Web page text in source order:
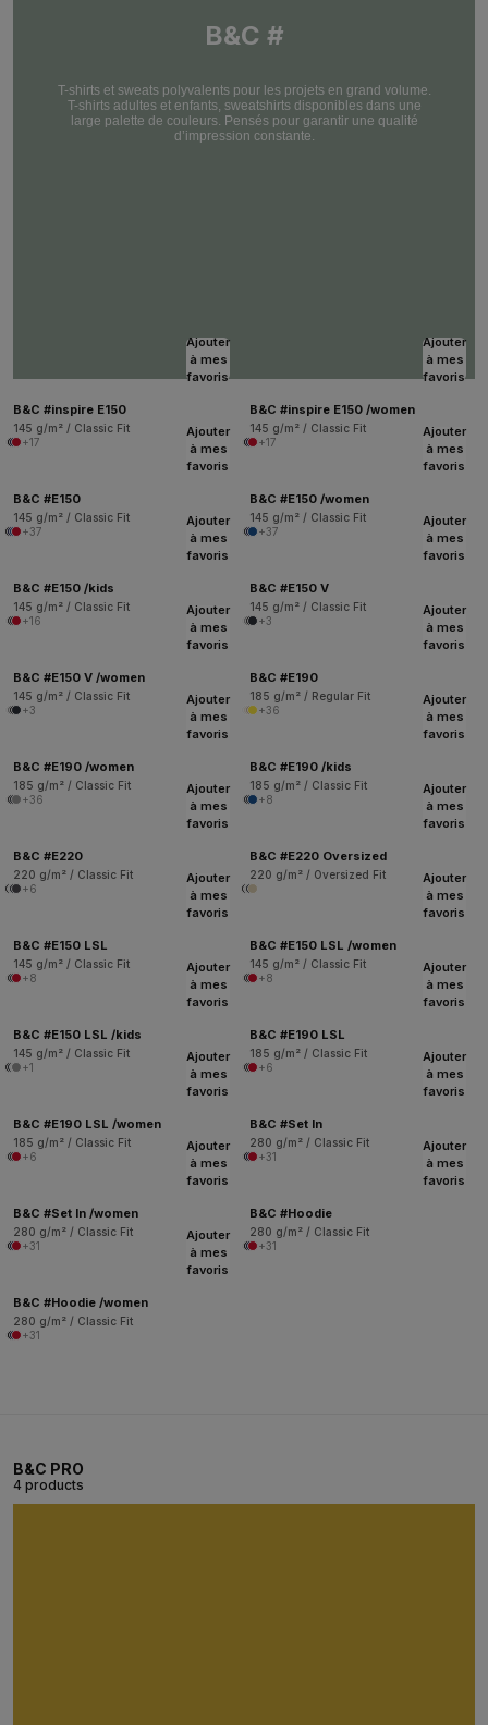
B&C #
T-shirts et sweats polyvalents pour les projets en grand volume.
T-shirts adultes et enfants, sweatshirts disponibles dans une
large palette de couleurs. Pensés pour garantir une qualité
d’impression constante.
Ajouter
à mes
favoris
B&C #inspire E150
145 g/m² / Classic Fit
+17
Ajouter
à mes
favoris
B&C #inspire E150 /women
145 g/m² / Classic Fit
+17
Ajouter
à mes
favoris
B&C #E150
145 g/m² / Classic Fit
+37
Ajouter
à mes
favoris
B&C #E150 /women
145 g/m² / Classic Fit
+37
Ajouter
à mes
favoris
B&C #E150 /kids
145 g/m² / Classic Fit
+16
Ajouter
à mes
favoris
B&C #E150 V
145 g/m² / Classic Fit
+3
Ajouter
à mes
favoris
B&C #E150 V /women
145 g/m² / Classic Fit
+3
Ajouter
à mes
favoris
B&C #E190
185 g/m² / Regular Fit
+36
Ajouter
à mes
favoris
B&C #E190 /women
185 g/m² / Classic Fit
+36
Ajouter
à mes
favoris
B&C #E190 /kids
185 g/m² / Classic Fit
+8
Ajouter
à mes
favoris
B&C #E220
220 g/m² / Classic Fit
+6
Ajouter
à mes
favoris
B&C #E220 Oversized
220 g/m² / Oversized Fit
Ajouter
à mes
favoris
B&C #E150 LSL
145 g/m² / Classic Fit
+8
Ajouter
à mes
favoris
B&C #E150 LSL /women
145 g/m² / Classic Fit
+8
Ajouter
à mes
favoris
B&C #E150 LSL /kids
145 g/m² / Classic Fit
+1
Ajouter
à mes
favoris
B&C #E190 LSL
185 g/m² / Classic Fit
+6
Ajouter
à mes
favoris
B&C #E190 LSL /women
185 g/m² / Classic Fit
+6
Ajouter
à mes
favoris
B&C #Set In
280 g/m² / Classic Fit
+31
Ajouter
à mes
favoris
B&C #Set In /women
280 g/m² / Classic Fit
+31
Ajouter
à mes
favoris
B&C #Hoodie
280 g/m² / Classic Fit
+31
Ajouter
à mes
favoris
B&C #Hoodie /women
280 g/m² / Classic Fit
+31
B&C PRO
4 products